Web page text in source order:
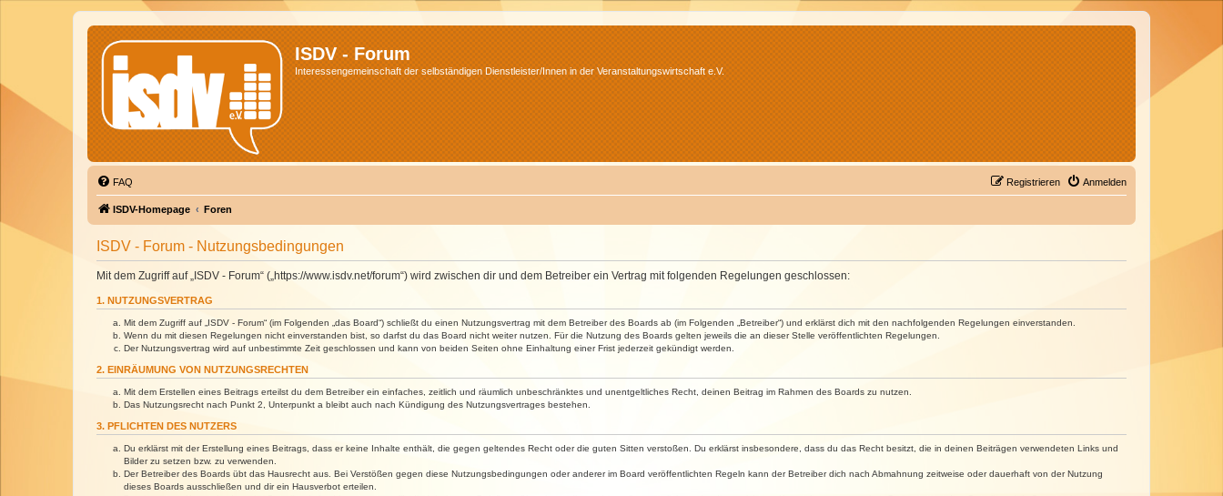
ISDV - Forum
Interessengemeinschaft der selbständigen Dienstleister/Innen in der Veranstaltungswirtschaft e.V.
FAQ Anmelden
Registrieren
ISDV-Homepage Foren
ISDV - Forum - Nutzungsbedingungen
Mit dem Zugriff auf „ISDV - Forum“ („https://www.isdv.net/forum“) wird zwischen dir und dem Betreiber ein Vertrag mit folgenden Regelungen geschlossen:
1. NUTZUNGSVERTRAG
Mit dem Zugriff auf „ISDV - Forum“ (im Folgenden „das Board“) schließt du einen Nutzungsvertrag mit dem Betreiber des Boards ab (im Folgenden „Betreiber“) und erklärst dich mit den nachfolgenden Regelungen einverstanden.
Wenn du mit diesen Regelungen nicht einverstanden bist, so darfst du das Board nicht weiter nutzen. Für die Nutzung des Boards gelten jeweils die an dieser Stelle veröffentlichten Regelungen.
Der Nutzungsvertrag wird auf unbestimmte Zeit geschlossen und kann von beiden Seiten ohne Einhaltung einer Frist jederzeit gekündigt werden.
2. EINRÄUMUNG VON NUTZUNGSRECHTEN
Mit dem Erstellen eines Beitrags erteilst du dem Betreiber ein einfaches, zeitlich und räumlich unbeschränktes und unentgeltliches Recht, deinen Beitrag im Rahmen des Boards zu nutzen.
Das Nutzungsrecht nach Punkt 2, Unterpunkt a bleibt auch nach Kündigung des Nutzungsvertrages bestehen.
3. PFLICHTEN DES NUTZERS
Du erklärst mit der Erstellung eines Beitrags, dass er keine Inhalte enthält, die gegen geltendes Recht oder die guten Sitten verstoßen. Du erklärst insbesondere, dass du das Recht besitzt, die in deinen Beiträgen verwendeten Links und
Bilder zu setzen bzw. zu verwenden.
Der Betreiber des Boards übt das Hausrecht aus. Bei Verstößen gegen diese Nutzungsbedingungen oder anderer im Board veröffentlichten Regeln kann der Betreiber dich nach Abmahnung zeitweise oder dauerhaft von der Nutzung
dieses Boards ausschließen und dir ein Hausverbot erteilen.